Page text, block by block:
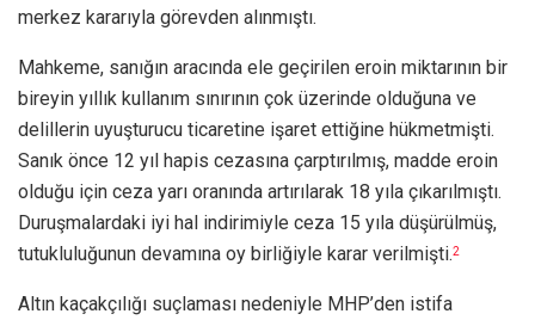
merkez kararıyla görevden alınmıştı.
Mahkeme, sanığın aracında ele geçirilen eroin miktarının bir
bireyin yıllık kullanım sınırının çok üzerinde olduğuna ve
delillerin uyuşturucu ticaretine işaret ettiğine hükmetmişti.
Sanık önce 12 yıl hapis cezasına çarptırılmış, madde eroin
olduğu için ceza yarı oranında artırılarak 18 yıla çıkarılmıştı.
Duruşmalardaki iyi hal indirimiyle ceza 15 yıla düşürülmüş,
tutukluluğunun devamına oy birliğiyle karar verilmişti.2
Altın kaçakçılığı suçlaması nedeniyle MHP’den istifa